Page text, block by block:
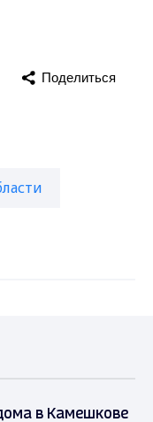
Поделиться
в Камешкове